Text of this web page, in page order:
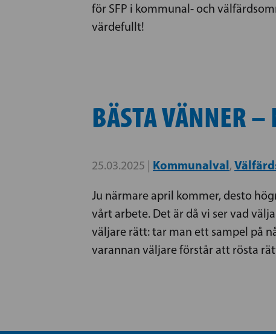
för SFP i kommunal- och
värdefullt!
BÄSTA VÄNNER –
25.03.2025 | Kommunalval,
Ju närmare april kommer, desto
vårt arbete. Det är då vi ser vad
väljare rätt: tar man ett sampel på
varannan väljare förstår att rösta